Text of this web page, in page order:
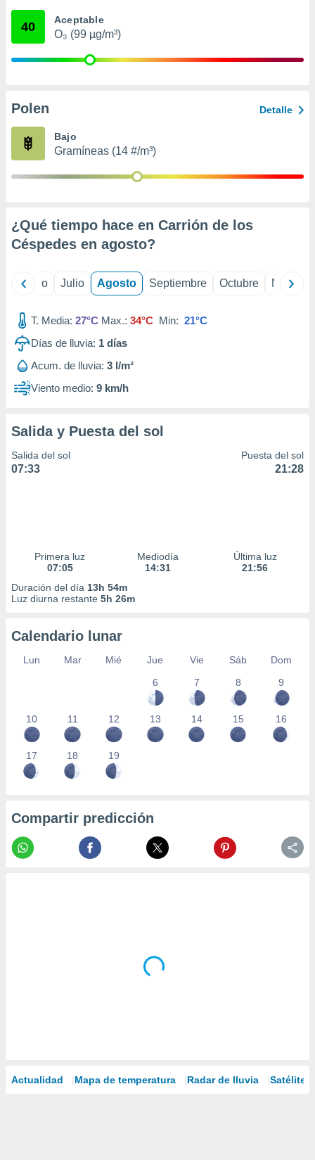
mediante
publicidad
de
40 Aceptable
O₃ (99 µg/m³)
Polen Detalle
Bajo
Gramíneas (14 #/m³)
¿Qué tiempo hace en Carrión de los
Céspedes en agosto?
Junio Julio Agosto Septiembre Octubre
T. Media: 27°C Max.: 34°C Min: 21°C
Días de lluvia: 1 días
Acum. de lluvia: 3 l/m²
Viento medio: 9 km/h
Salida y Puesta del sol
Salida del sol
07:33
Puesta del sol
21:28
Primera luz
07:05
Mediodía
14:31
Última luz
21:56
Duración del día 13h 54m
Luz diurna restante 5h 26m
Calendario lunar
Lun Mar Mié Jue Vie Sáb
Dom
6
7 8 9
10 11 12 13 14 15 16
17 18 19
Compartir predicción
Actualidad Mapa de temperatura Radar de lluvia Satélites